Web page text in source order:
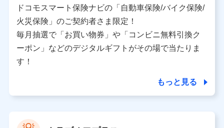
を受けている保険会社・提携会社の保険その他に関する
情報を提供するため、また維持管理等の委託業務遂行の
ため、またそれらに付帯、関連する当社、株式会社NTT
ドコモおよび提携会社のサービスを案内、提供するため
（各サービスで取得したサービス利用履歴、ウェブサイ
トの閲覧履歴、購買履歴、ご契約内容等のパーソナルデ
ータを分析して、お客さまの趣味・嗜好・傾向に応じた
上記に係る案内・手続き・管理等付帯業務を行うため
ドコモスマート保険ナビの「自動車保険/バイク保険/
火災保険」のご契約者さま限定！
毎月抽選で「お買い物券」や「コンビニ無料引換ク
ーポン」などのデジタルギフトがその場で当たりま
す！
もっと見る